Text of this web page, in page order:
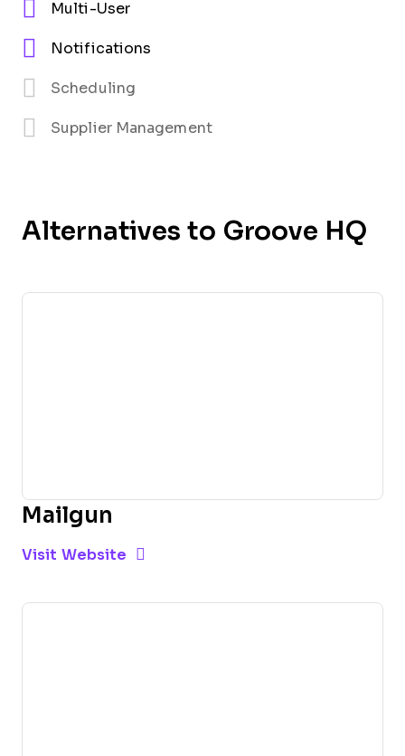
Multi-User
Notifications
Scheduling
Supplier Management
Alternatives to Groove HQ
Mailgun
Visit Website Opens New Window